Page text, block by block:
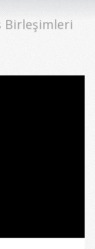
Birleşimleri